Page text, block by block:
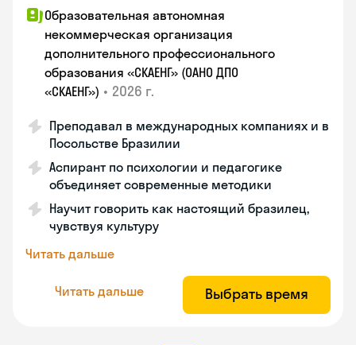
Образовательная автономная
некоммерческая организация
дополнительного профессионального
образования «СКАЕНГ» (ОАНО ДПО
«СКАЕНГ») • 2026 г.
Преподавал в международных компаниях и в
Посольстве Бразилии
Аспирант по психологии и педагогике
объединяет современные методики
Научит говорить как настоящий бразилец,
чувствуя культуру
Читать дальше
Читать дальше Выбрать время